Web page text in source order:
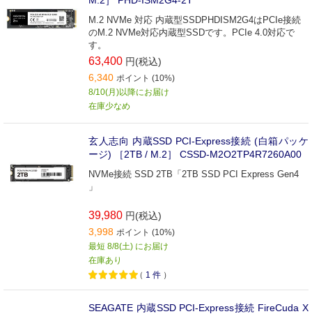
M.2 NVMe 対応 内蔵型SSDPHDISM2G4はPCIe接続
のM.2 NVMe対応内蔵型SSDです。PCIe 4.0対応で
す。
63,400 円(税込)
6,340 ポイント (10%)
8/10(月)以降にお届け
在庫少なめ
玄人志向 内蔵SSD PCI-Express接続 (白箱パッケ
ージ) ［2TB / M.2］ CSSD-M2O2TP4R7260A00
NVMe接続 SSD 2TB「2TB SSD PCI Express Gen4
」
39,980 円(税込)
3,998 ポイント (10%)
最短 8/8(土) にお届け
在庫あり
（ 1 件 ）
SEAGATE 内蔵SSD PCI-Express接続 FireCuda X